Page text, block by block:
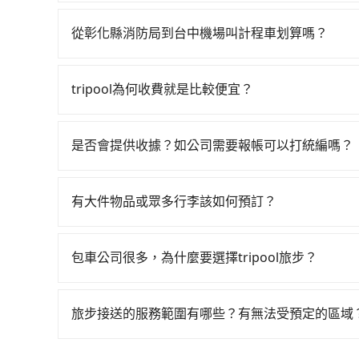
小黃後約花31分鐘、車費900元後，抵達台中機
會額外浪費41分鐘在轉乘與等車上，現在還不馬
從彰化縣消防局到台中機場叫計程車划算嗎？
慮打電話至附近的計程車隊，如建源計程車、穩
tripool為何收費就是比較便宜？
為司機素質比較差、車上會有煙味、或者車齡過
也就是提高俗稱「回頭車」的比例。這不僅體現
午以前均可全額取消退費，如已經決定好要從彰
是否會提供收據？如公司需要報帳可以打統編嗎？
付款前可以輸入公司的抬頭與統編，可向國稅局
有大件物品或眾多行李該如何預訂？
板、床墊、折疊單車、家電等，在乘客人數不多
包車公司很多，為什麼要選擇tripool旅步？
途安全無憂，我們的司機都是專業且可靠的職業
旅步接送的服務範圍有哪些？有無法受預定的區域